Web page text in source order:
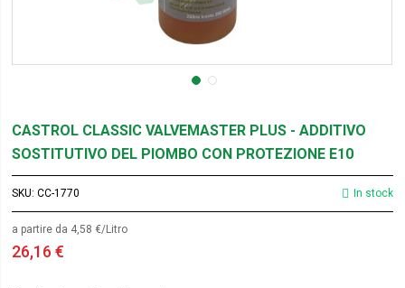
CASTROL CLASSIC VALVEMASTER PLUS - ADDITIVO
SOSTITUTIVO DEL PIOMBO CON PROTEZIONE E10
In stock
SKU CC-1770
a partire da 4,58 €/Litro
26,16 €